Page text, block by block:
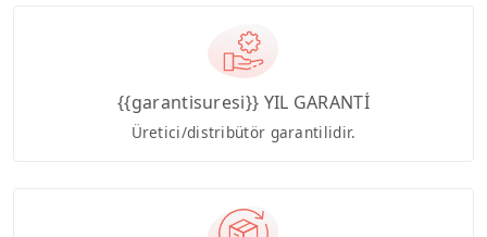
{{garantisuresi}} YIL GARANTİ
Üretici/distribütör garantilidir.